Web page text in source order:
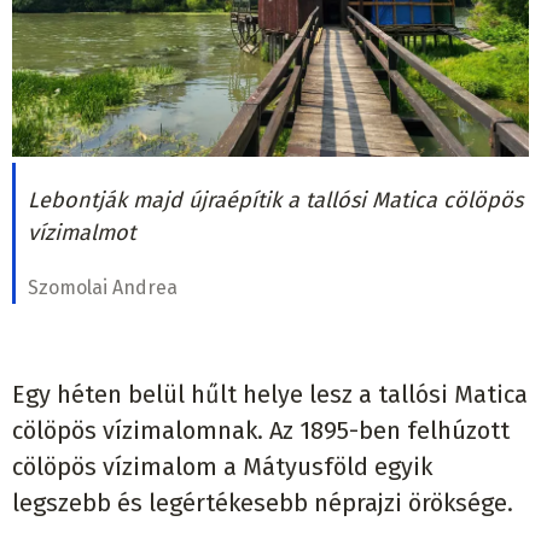
Lebontják majd újraépítik a tallósi Matica cölöpös
vízimalmot
Szomolai Andrea
Egy héten belül hűlt helye lesz a tallósi Matica
cölöpös vízimalomnak. Az 1895-ben felhúzott
cölöpös vízimalom a Mátyusföld egyik
legszebb és legértékesebb néprajzi öröksége.